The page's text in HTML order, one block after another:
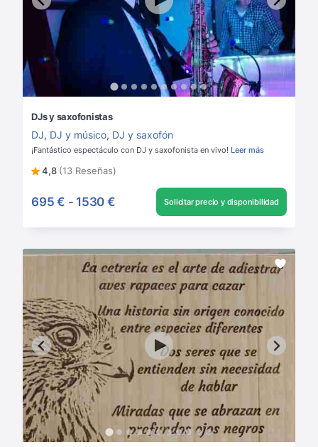
DJs y saxofonistas
DJ, DJ y músico, DJ y saxofón
¡Fantástico espectáculo con DJ y saxofonista en vivo! Leer más
4,8 (13 Reseñas)
695 € - 1530 € Solicitar precio y disponibilidad